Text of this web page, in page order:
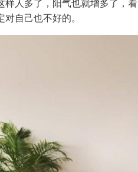
样人多了，阳气也就增多了，看
自己也不好的。